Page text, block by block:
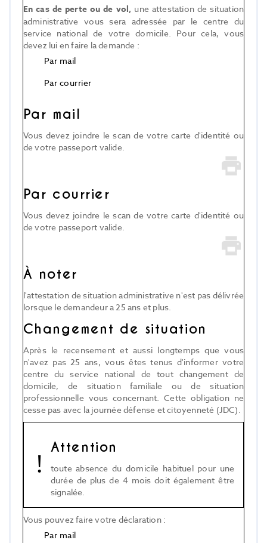
En cas de perte ou de vol, une attestation de situation
administrative vous sera adressée par le centre du
service national de votre domicile. Pour cela, vous
devez lui en faire la demande :
Par mail
Par courrier
Par mail
Vous devez joindre le scan de votre carte d'identité ou
de votre passeport valide.
Par courrier
Vous devez joindre le scan de votre carte d'identité ou
de votre passeport valide.
À noter
l'attestation de situation administrative n'est pas délivrée
lorsque le demandeur a 25 ans et plus.
Changement de situation
Après le recensement et aussi longtemps que vous
n'avez pas 25 ans, vous êtes tenus d'informer votre
centre du service national de tout changement de
domicile, de situation familiale ou de situation
professionnelle vous concernant. Cette obligation ne
cesse pas avec la journée défense et citoyenneté (JDC).
Attention
toute absence du domicile habituel pour une
durée de plus de 4 mois doit également être
signalée.
Vous pouvez faire votre déclaration :
Par mail